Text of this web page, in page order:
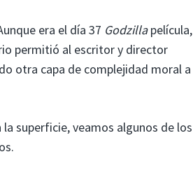
era el día 37 Godzillapelícula,
permitió al escritor y director
otra capa de complejidad moral a
superficie, veamos algunos de los